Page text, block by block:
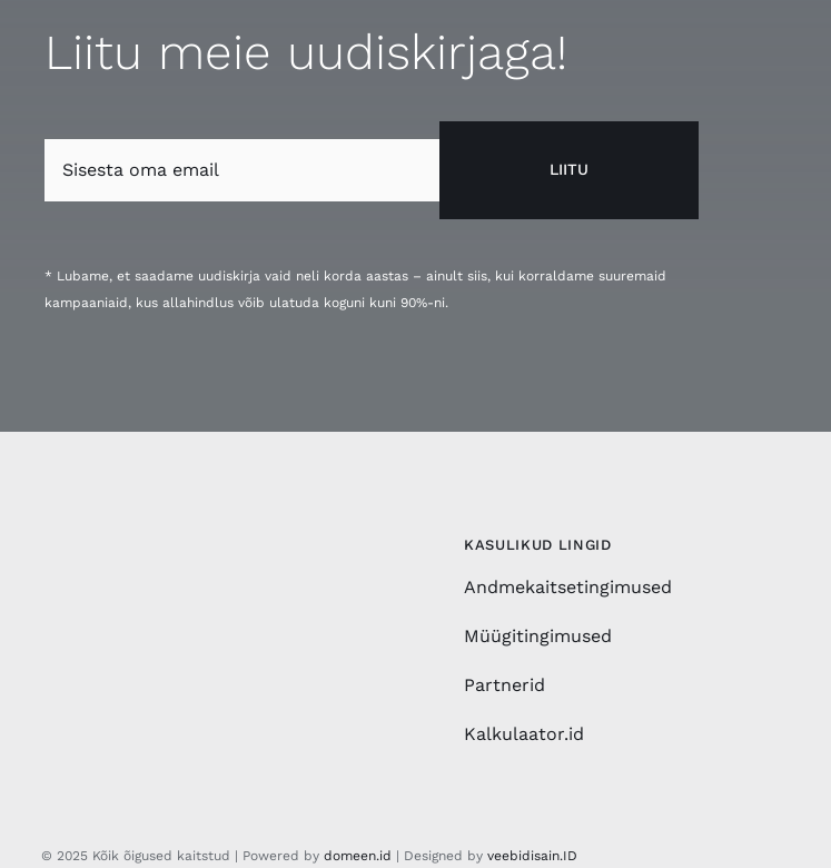
Liitu meie uudiskirjaga!
LIITU
* Lubame, et saadame uudiskirja vaid neli korda aastas – ainult siis, kui korraldame suuremaid
kampaaniaid, kus allahindlus võib ulatuda koguni kuni 90%-ni.
KASULIKUD LINGID
Andmekaitsetingimused
Müügitingimused
Partnerid
Kalkulaator.id
© 2025 Kõik õigused kaitstud | Powered by domeen.id | Designed by veebidisain.ID